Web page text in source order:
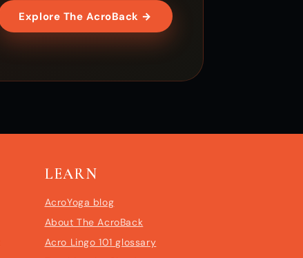
Explore The AcroBack →
LEARN
AcroYoga blog
About The AcroBack
Acro Lingo 101 glossary